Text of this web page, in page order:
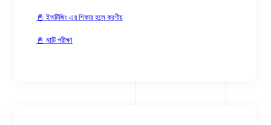
📓 ইভটিজিং এর শিকার হলে করণীয়
📓 মাটি পরীক্ষা